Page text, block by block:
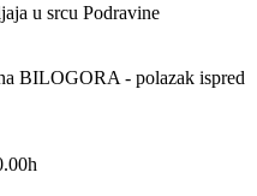
u srcu Podravine
BILOGORA - polazak ispred